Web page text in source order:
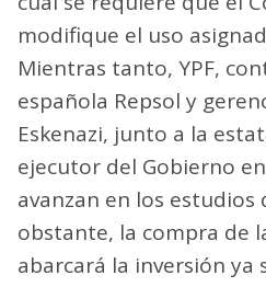
modifique el uso
Mientras tanto, YPF,
española Repsol y
Eskenazi, junto a la
ejecutor del Gobierno
avanzan en los
obstante, la compra de
abarcará la inversión ya